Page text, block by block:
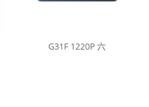
G31F 1220P 六